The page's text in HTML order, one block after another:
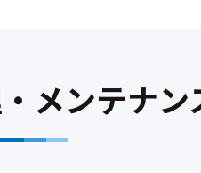
メンテナン